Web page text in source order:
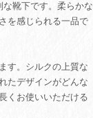
靴下です。柔らかな
を感じられる一品で
す。シルクの上質な
たデザインがどんな
くお使いいただける